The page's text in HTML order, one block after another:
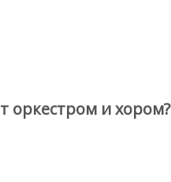
оркестром и хором?